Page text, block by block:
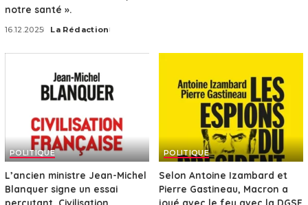
notre santé ».
16.12.2025
Posted
La Rédaction
POLITIQUE
L’ancien ministre Jean-Michel
Blanquer signe un essai
percutant, Civilisation
POLITIQUE
Selon Antoine Izambard et
Pierre Gastineau, Macron a
joué avec le feu avec la DGSE